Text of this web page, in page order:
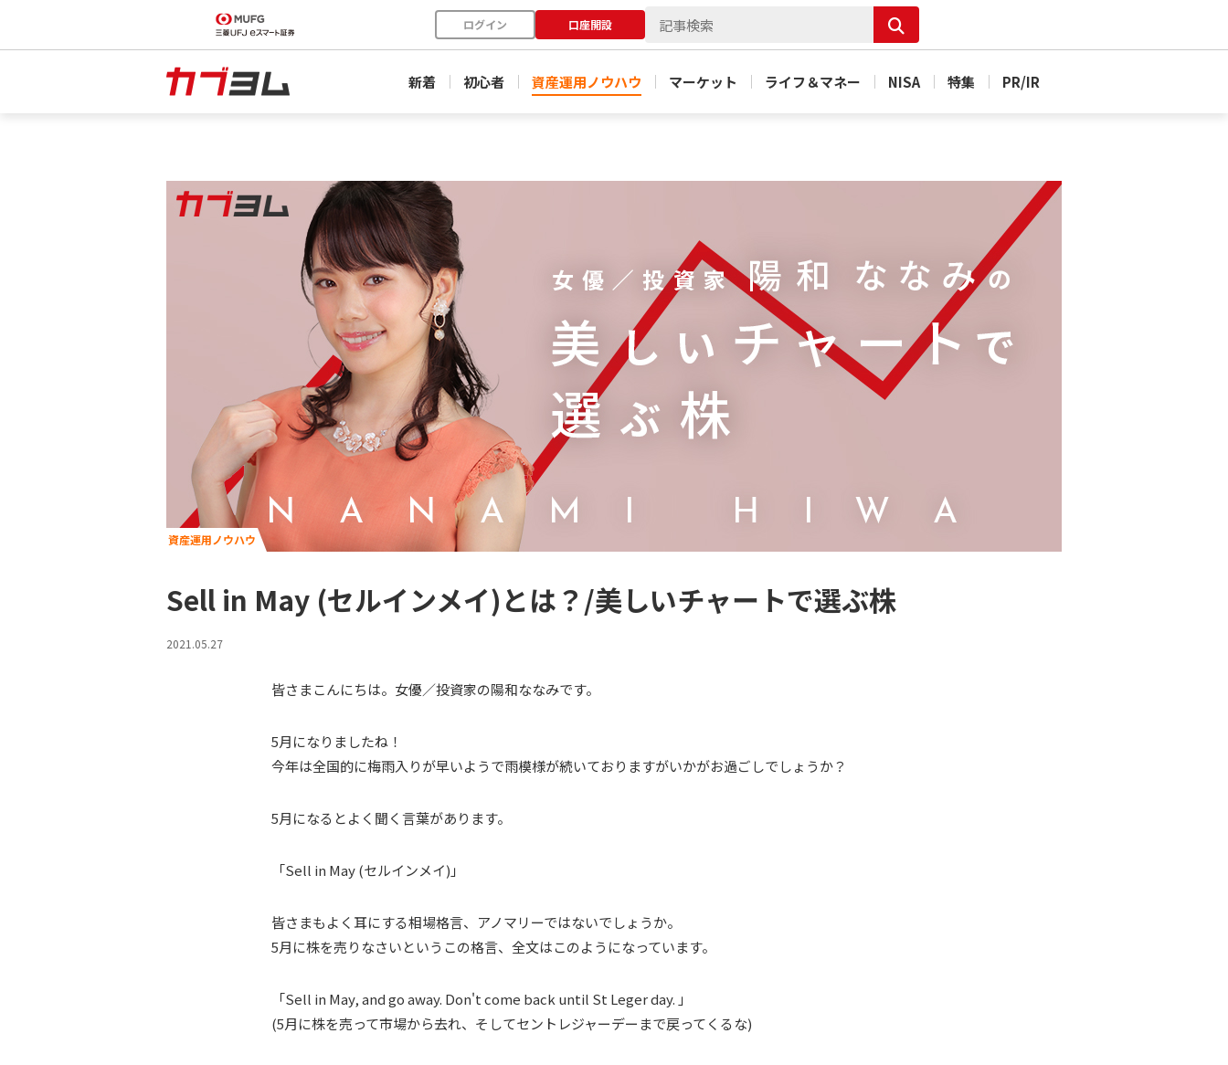
ログイン 口座開設
新着 初心者 資産運用ノウハウ マーケット ライフ＆マネー NISA 特集 PR/IR
資産運用ノウハウ
Sell in May (セルインメイ)とは？/美しいチャートで選ぶ株
2021.05.27
皆さまこんにちは。女優／投資家の陽和ななみです。
5月になりましたね！
今年は全国的に梅雨入りが早いようで雨模様が続いておりますがいかがお過ごしでしょうか？
5月になるとよく聞く言葉があります。
「Sell in May (セルインメイ)」
皆さまもよく耳にする相場格言、アノマリーではないでしょうか。
5月に株を売りなさいというこの格言、全文はこのようになっています。
「Sell in May, and go away. Don't come back until St Leger day. 」
(5月に株を売って市場から去れ、そしてセントレジャーデーまで戻ってくるな)